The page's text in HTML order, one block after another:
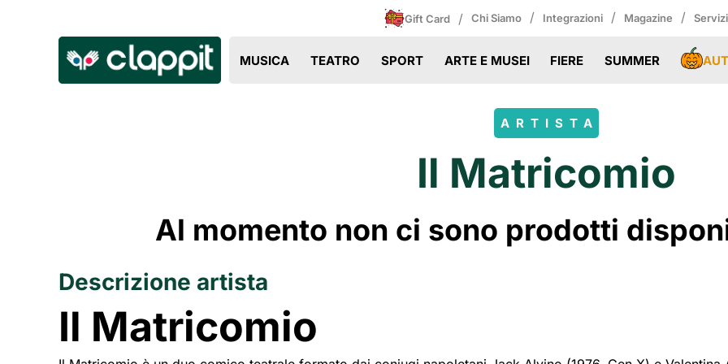
Gift Card / Chi Siamo / Integrazioni / Magazine /
MUSICA TEATRO SPORT ARTE E MUSEI FIERE SUMMER
ARTISTA
Il Matricomio
Al momento non ci sono prodotti
Descrizione artista
Il Matricomio